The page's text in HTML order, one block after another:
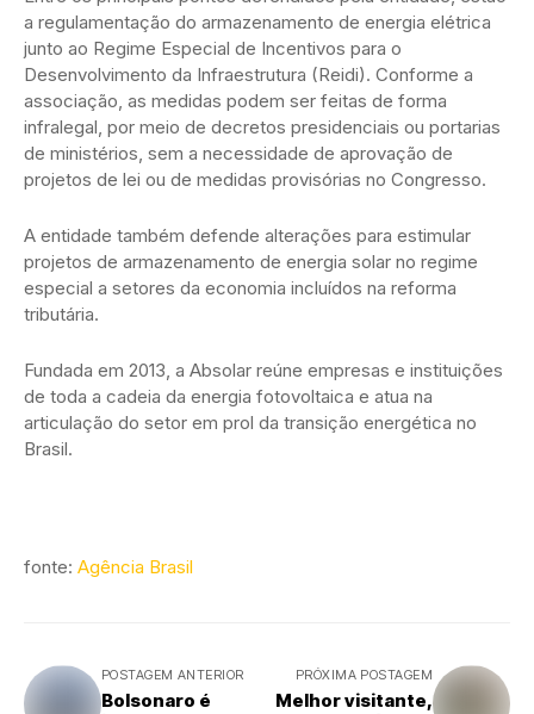
a regulamentação do armazenamento de energia elétrica
junto ao Regime Especial de Incentivos para o
Desenvolvimento da Infraestrutura (Reidi). Conforme a
associação, as medidas podem ser feitas de forma
infralegal, por meio de decretos presidenciais ou portarias
de ministérios, sem a necessidade de aprovação de
projetos de lei ou de medidas provisórias no Congresso.
A entidade também defende alterações para estimular
projetos de armazenamento de energia solar no regime
especial a setores da economia incluídos na reforma
tributária.
Fundada em 2013, a Absolar reúne empresas e instituições
de toda a cadeia da energia fotovoltaica e atua na
articulação do setor em prol da transição energética no
Brasil.
fonte: Agência Brasil
POSTAGEM ANTERIOR
Bolsonaro é
PRÓXIMA POSTAGEM
Melhor visitante,